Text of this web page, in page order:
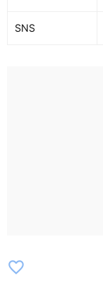
SNS
favorite_border